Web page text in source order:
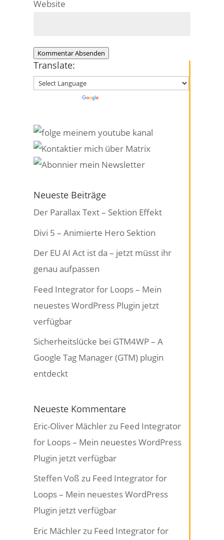
Website
Kommentar Absenden
Translate:
Powered by
Neueste Beiträge
Der Parallax Text – Sektion Effekt
Divi 5 – Animierte Hero Sektion
Der EU AI Act ist da – jetzt müsst ihr
genau aufpassen
Feed Integrator for Loops – Mein
neuestes WordPress Plugin jetzt
verfügbar
Sicherheitslücke bei GTM4WP – A
Google Tag Manager (GTM) plugin
entdeckt
Neueste Kommentare
Eric-Oliver Mächlerzu Feed Integrator
for Loops – Mein neuestes WordPress
Plugin jetzt verfügbar
Steffen Voß zu Feed Integrator for
Loops – Mein neuestes WordPress
Plugin jetzt verfügbar
Eric Mächlerzu Feed Integrator for